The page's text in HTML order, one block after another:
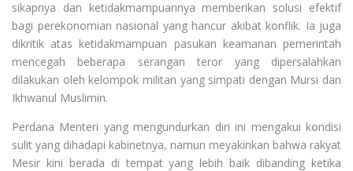
sikapnya dan ketidakmampuannya memberikan solusi efektif
bagi perekonomian nasional yang hancur akibat konflik. Ia juga
dikritik atas ketidakmampuan pasukan keamanan pemerintah
mencegah beberapa serangan teror yang dipersalahkan
dilakukan oleh kelompok militan yang simpati dengan Mursi dan
Ikhwanul Muslimin.
Perdana Menteri yang mengundurkan diri ini mengakui kondisi
sulit yang dihadapi kabinetnya, namun meyakinkan bahwa rakyat
Mesir kini berada di tempat yang lebih baik dibanding ketika